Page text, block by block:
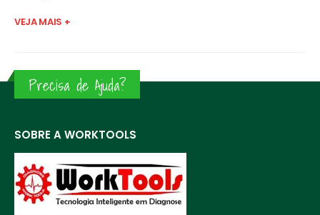
VEJA MAIS +
Precisa de Ajuda?
SOBRE A WORKTOOLS